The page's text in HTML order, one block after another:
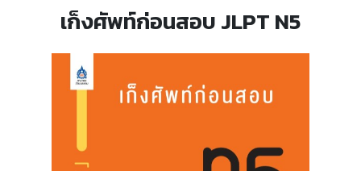
เก็งศัพท์ก่อนสอบ JLPT N5